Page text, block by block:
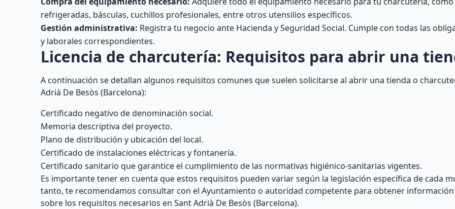
refrigeradas, básculas, cuchillos profesionales, entre otros utensilios específicos.
Gestión administrativa: Registra tu negocio ante Hacienda y Seguridad Social. Cumple con todas las
y laborales correspondientes.
Licencia de charcutería: Requisitos para abrir una
A continuación se detallan algunos requisitos comunes que suelen solicitarse al abrir una tienda o
Adrià De Besòs (Barcelona):
Certificado negativo de denominación social.
Memoria descriptiva del proyecto.
Plano de distribución y ubicación del local.
Certificado de instalaciones eléctricas y fontanería.
Certificado sanitario que garantice el cumplimiento de las normativas higiénico-sanitarias vigentes.
Es importante tener en cuenta que estos requisitos pueden variar según la legislación específica de cada
tanto, te recomendamos consultar con el Ayuntamiento o autoridad competente para obtener
sobre los requisitos necesarios en Sant Adrià De Besòs (Barcelona).